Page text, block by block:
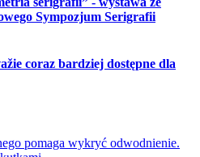
Sympozjum Serigrafii
coraz bardziej dostępne dla